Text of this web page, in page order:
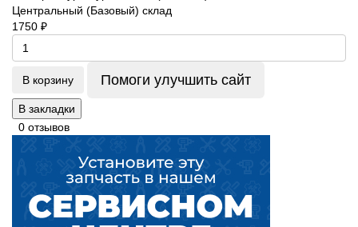
Центральный (Базовый) склад
1750 ₽
В корзину Помоги улучшить сайт
В закладки
0 отзывов